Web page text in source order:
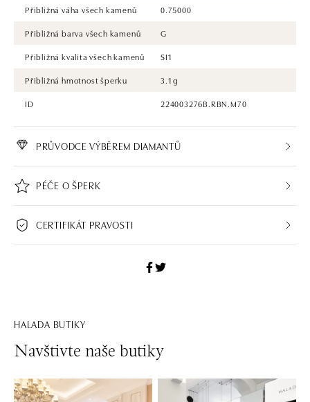
Přibližná váha všech kamenů
0.75000
Přibližná barva všech kamenů
G
Přibližná kvalita všech kamenů
SI1
Přibližná hmotnost šperku
3.1 g
ID
224003276B.RBN.M70
PRŮVODCE VÝBĚREM DIAMANTŮ
PÉČE O ŠPERK
CERTIFIKÁT PRAVOSTI
HALADA BUTIKY
Navštivte naše butiky